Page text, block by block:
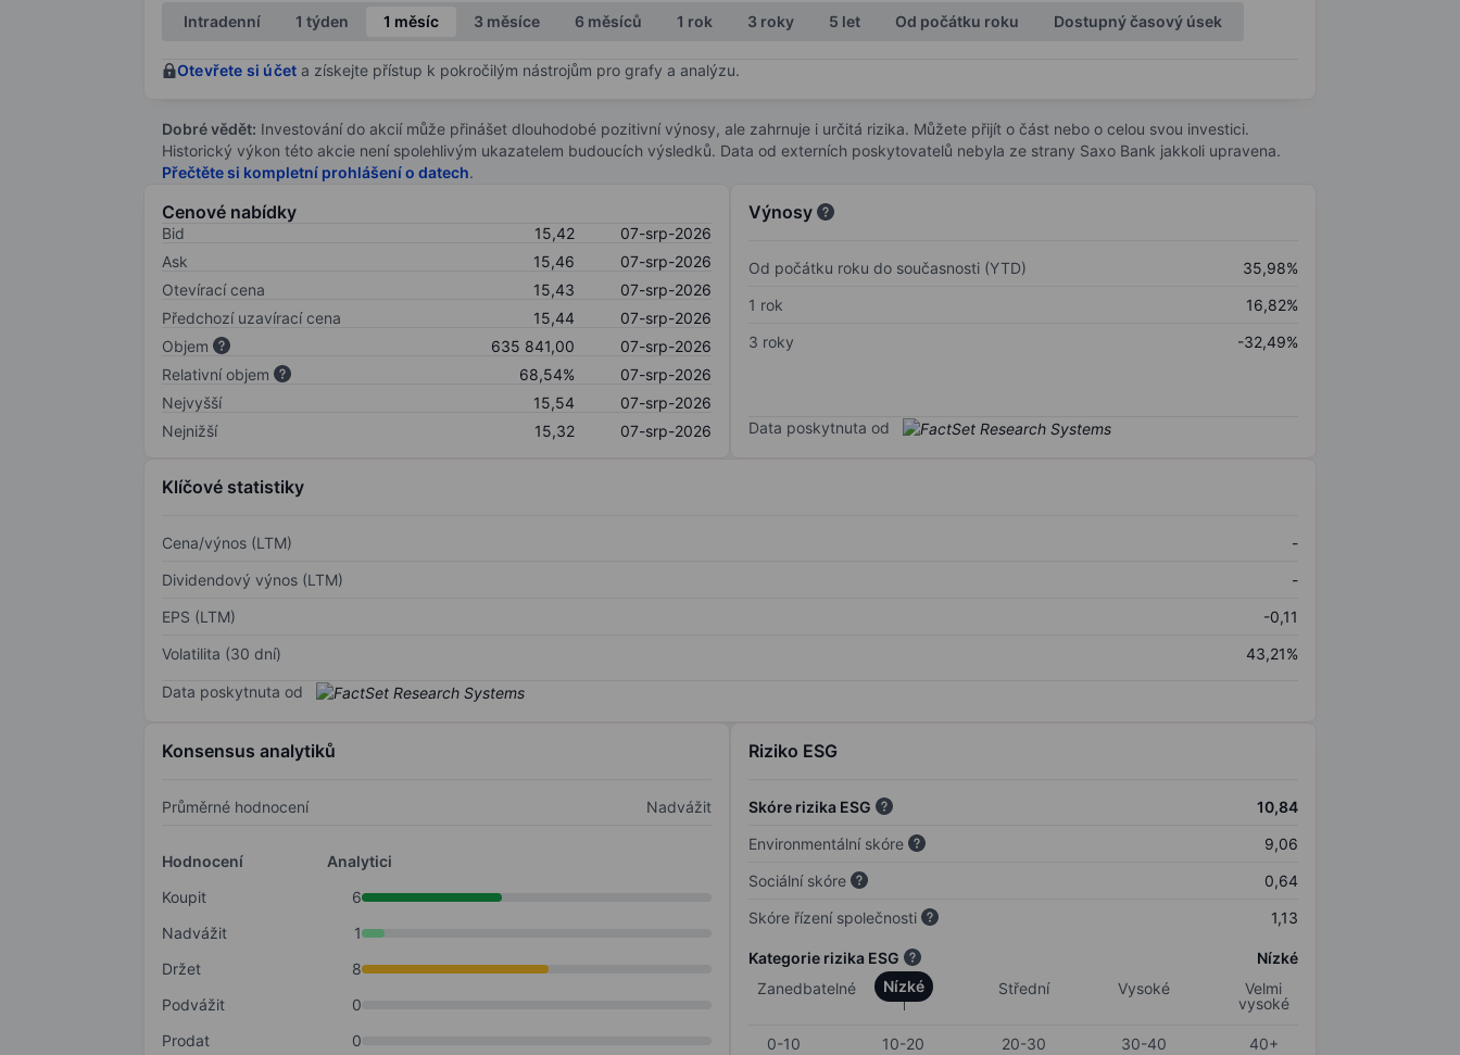
End of interactive chart.
Intradenní 1 týden 1 měsíc 3 měsíce 6 měsíců 1 rok 3 roky 5 let Od počátku roku Dostupný časový úsek
Otevřete si účet a získejte přístup k pokročilým nástrojům pro grafy a analýzu.
Dobré vědět: Investování do akcií může přinášet dlouhodobé pozitivní výnosy, ale zahrnuje i určitá rizika. Můžete přijít o část nebo o celou svou investici.
Historický výkon této akcie není spolehlivým ukazatelem budoucích výsledků. Data od externích poskytovatelů nebyla ze strany Saxo Bank jakkoli upravena.
Přečtěte si kompletní prohlášení o datech.
Cenové nabídky
Bid 15,42
07-srp-2026
Ask
15,46
07-srp-2026
Otevírací cena
15,43
07-srp-2026
Předchozí uzavírací cena
15,44
07-srp-2026
Objem
635 841,00
07-srp-2026
Relativní objem
68,54%
07-srp-2026
Nejvyšší
15,54
07-srp-2026
Nejnižší
15,32 07-srp-2026
Výnosy
Od počátku roku do současnosti (YTD)
35,98%
1 rok
16,82%
3 roky
-32,49%
Data poskytnuta od
Klíčové statistiky
Cena/výnos (LTM)
-
Dividendový výnos (LTM)
-
EPS (LTM)
-0,11
Volatilita (30 dní)
43,21%
Data poskytnuta od
Konsensus analytiků
Průměrné hodnocení Nadvážit
Hodnocení
Analytici
Koupit
6
Nadvážit
1
Držet
8
Podvážit
0
Prodat
0
Riziko ESG
Skóre rizika ESG
10,84
Environmentální skóre
9,06
Sociální skóre
0,64
Skóre řízení společnosti
1,13
Kategorie rizika ESG
Nízké
Zanedbatelné
Nízké Střední Vysoké
Velmi
vysoké
0-10 10-20 20-30 30-40
40+